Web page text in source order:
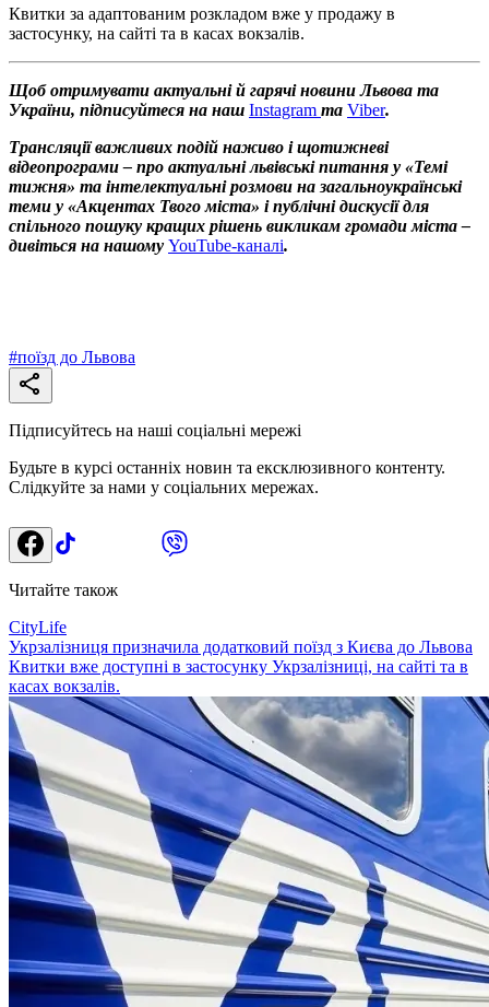
Квитки за адаптованим розкладом вже у продажу в
застосунку, на сайті та в касах вокзалів.
Щоб отримувати актуальні й гарячі новини Львова та
України, підписуйтеся на наш Instagram та Viber.
Трансляції важливих подій наживо і щотижневі
відеопрограми – про актуальні львівські питання у «Темі
тижня» та інтелектуальні розмови на загальноукраїнські
теми у «Акцентах Твого міста» і публічні дискусії для
спільного пошуку кращих рішень викликам громади міста –
дивіться на нашому YouTube-каналі.
#поїзд до Львова
Підписуйтесь на наші соціальні мережі
Будьте в курсі останніх новин та ексклюзивного контенту.
Слідкуйте за нами у соціальних мережах.
Читайте також
CityLife
Укрзалізниця призначила додатковий поїзд з Києва до Львова
Квитки вже доступні в застосунку Укрзалізниці, на сайті та в
касах вокзалів.